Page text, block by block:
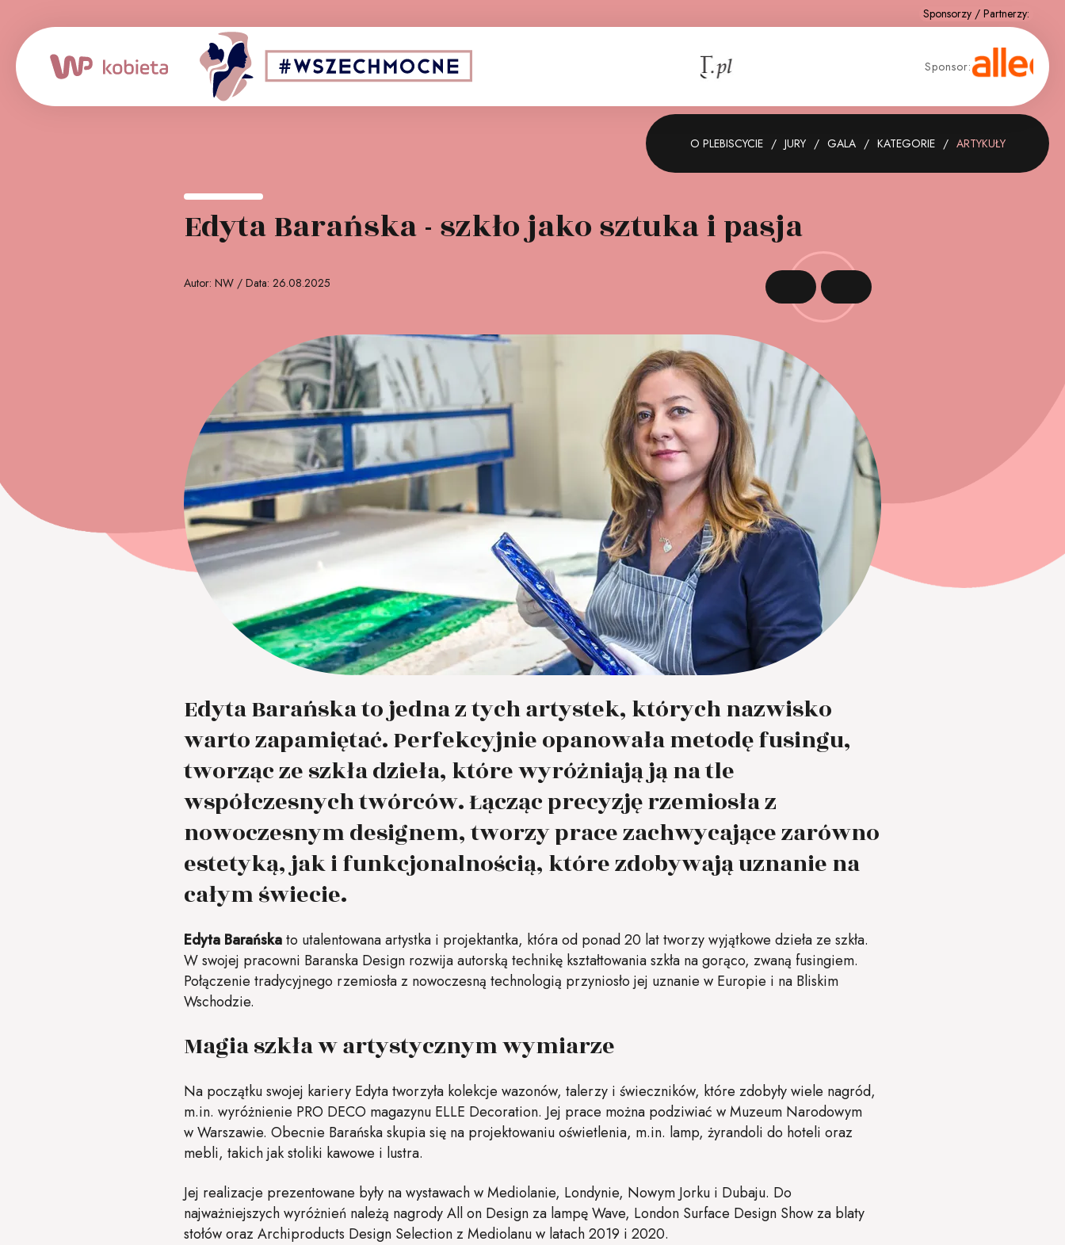
Patron medialny: Sponsor strategiczny:
O PLEBISCYCIE JURY GALA KATEGORIE ARTYKUŁY
Edyta Barańska - szkło jako sztuka i pasja
Autor: NW / Data: 26.08.2025
Edyta Barańska to jedna z tych artystek, których nazwisko
warto zapamiętać. Perfekcyjnie opanowała metodę fusingu,
tworząc ze szkła dzieła, które wyróżniają ją na tle
współczesnych twórców. Łącząc precyzję rzemiosła z
nowoczesnym designem, tworzy prace zachwycające zarówno
estetyką, jak i funkcjonalnością, które zdobywają uznanie na
całym świecie.
Edyta Barańskato utalentowana artystka i projektantka, która od ponad 20 lat tworzy wyjątkowe dzieła ze szkła.
W swojej pracowni Baranska Design rozwija autorską technikę kształtowania szkła na gorąco, zwaną fusingiem.
Połączenie tradycyjnego rzemiosła z nowoczesną technologią przyniosło jej uznanie w Europie i na Bliskim
Wschodzie.
Magia szkła w artystycznym wymiarze
Na początku swojej kariery Edyta tworzyła kolekcje wazonów, talerzy i świeczników, które zdobyły wiele nagród,
m.in. wyróżnienie PRO DECO magazynu ELLE Decoration. Jej prace można podziwiać w Muzeum Narodowym
w Warszawie. Obecnie Barańska skupia się na projektowaniu oświetlenia, m.in. lamp, żyrandoli do hoteli oraz
mebli, takich jak stoliki kawowe i lustra.
Jej realizacje prezentowane były na wystawach w Mediolanie, Londynie, Nowym Jorku i Dubaju. Do
najważniejszych wyróżnień należą nagrody All on Design za lampę Wave, London Surface Design Show za blaty
stołów oraz Archiproducts Design Selection z Mediolanu w latach 2019 i 2020.